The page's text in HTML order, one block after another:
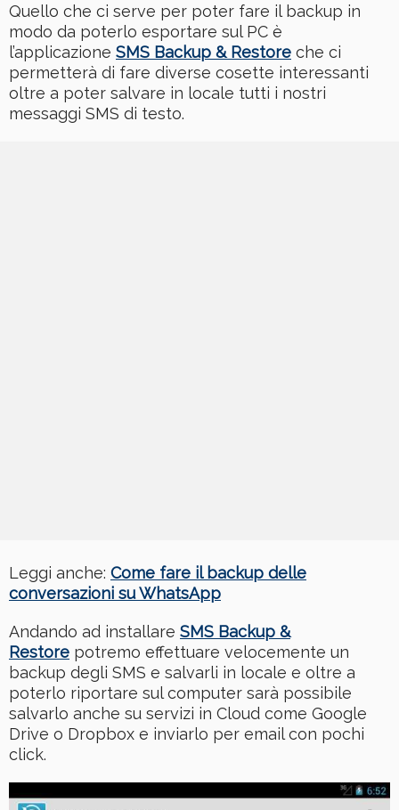
Quello che ci serve per poter fare il backup in
modo da poterlo esportare sul PC è
l’applicazione SMS Backup & Restore che ci
permetterà di fare diverse cosette interessanti
oltre a poter salvare in locale tutti i nostri
messaggi SMS di testo.
Leggi anche: Come fare il backup delle
conversazioni su WhatsApp
Andando ad installare SMS Backup &
Restore potremo effettuare velocemente un
backup degli SMS e salvarli in locale e oltre a
poterlo riportare sul computer sarà possibile
salvarlo anche su servizi in Cloud come Google
Drive o Dropbox e inviarlo per email con pochi
click.